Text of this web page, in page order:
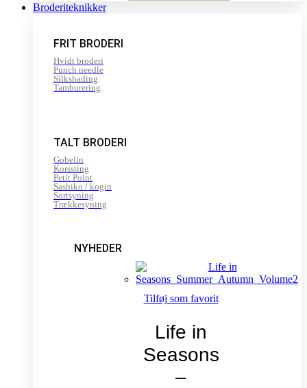
Broderiteknikker
FRIT BRODERI
Hvidt broderi
Punch needle
Silkshading
Tamburering
TALT BRODERI
Gobelin
Korssting
Petit Point
Sashiko / kogin
Sortsyning
Trækkesyning
NYHEDER
Tilføj som favorit
Life in
Seasons
–